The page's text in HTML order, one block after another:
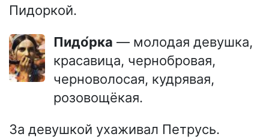
Пидоркой.
Пидо́рка — молодая девушка,
красавица, чернобровая,
черноволосая, кудрявая,
розовощёкая.
За девушкой ухаживал Петрусь.